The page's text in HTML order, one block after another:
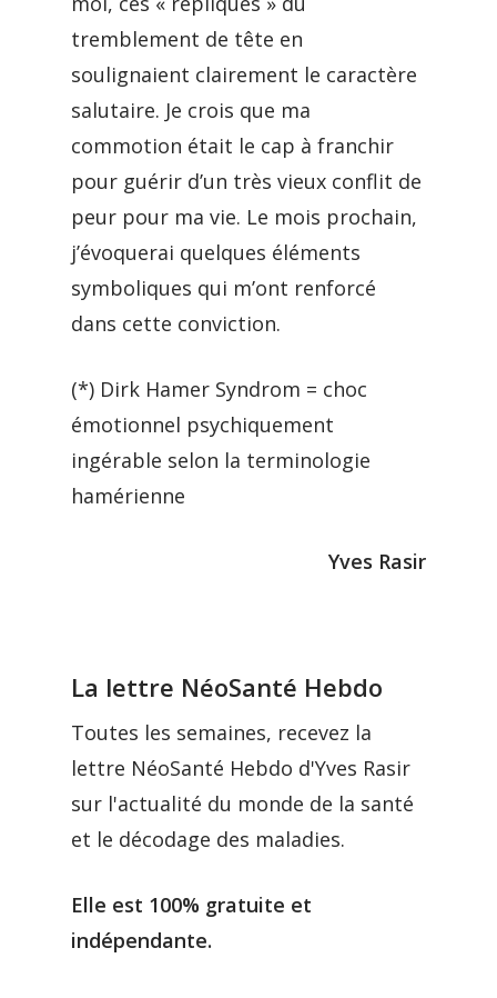
tremblement de tête en
soulignaient clairement le caractère
salutaire. Je crois que ma
commotion était le cap à franchir
pour guérir d’un très vieux conflit de
peur pour ma vie. Le mois prochain,
j’évoquerai quelques éléments
symboliques qui m’ont renforcé
dans cette conviction.
(*) Dirk Hamer Syndrom = choc
émotionnel psychiquement
ingérable selon la terminologie
hamérienne
Yves Rasir
La lettre NéoSanté Hebdo
Toutes les semaines, recevez la
lettre NéoSanté Hebdo d'Yves Rasir
sur l'actualité du monde de la santé
et le décodage des maladies.
Elle est 100% gratuite et
indépendante.